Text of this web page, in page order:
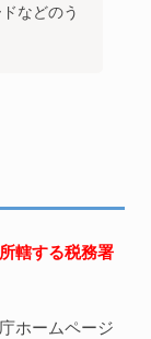
などのう
轄する税務署
ホームページ